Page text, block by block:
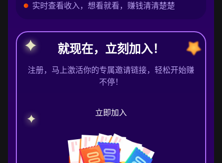
实时查看收入，想看就看，赚钱清清楚楚
就现在，立刻加入！
注册，马上激活你的专属邀请链接，轻松开始赚
不停！
立即加入